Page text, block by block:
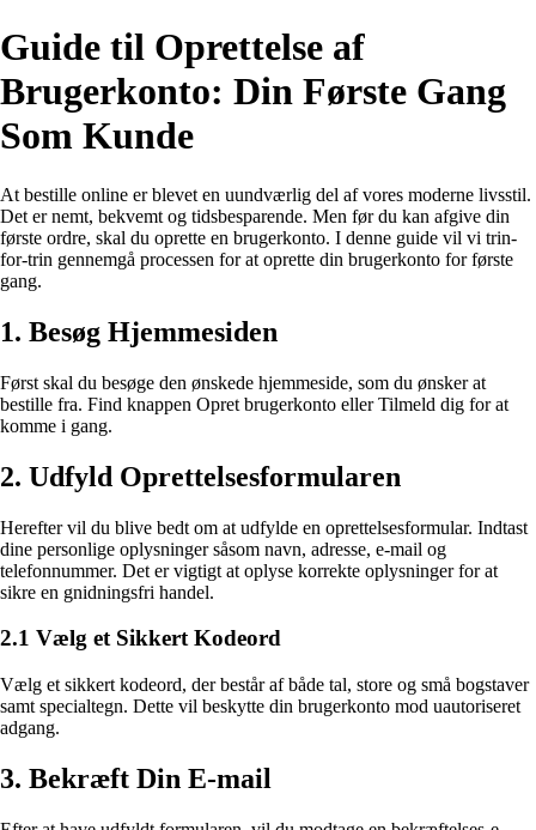
Guide til Oprettelse af
Brugerkonto: Din Første Gang
Som Kunde
At bestille online er blevet en uundværlig del af vores moderne livsstil.
Det er nemt, bekvemt og tidsbesparende. Men før du kan afgive din
første ordre, skal du oprette en brugerkonto. I denne guide vil vi trin-
for-trin gennemgå processen for at oprette din brugerkonto for første
gang.
1. Besøg Hjemmesiden
Først skal du besøge den ønskede hjemmeside, som du ønsker at
bestille fra. Find knappen Opret brugerkonto eller Tilmeld dig for at
komme i gang.
2. Udfyld Oprettelsesformularen
Herefter vil du blive bedt om at udfylde en oprettelsesformular. Indtast
dine personlige oplysninger såsom navn, adresse, e-mail og
telefonnummer. Det er vigtigt at oplyse korrekte oplysninger for at
sikre en gnidningsfri handel.
2.1 Vælg et Sikkert Kodeord
Vælg et sikkert kodeord, der består af både tal, store og små bogstaver
samt specialtegn. Dette vil beskytte din brugerkonto mod uautoriseret
adgang.
3. Bekræft Din E-mail